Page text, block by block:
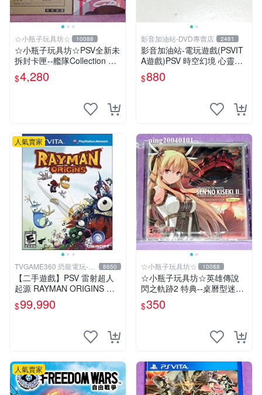
☆小瓶子玩具坊☆ 10088
☆小瓶子玩具坊☆PSV全新未
拆封卡匣--艦隊Collection 改
《艦隊收藏 改》限定版 (日
版) +特典--資料夾
$4,280
影音加油站-DVD專賣店 2481
影音加油站-電玩遊戲(PSVIT
A遊戲)PSV 時空幻境 心靈傳
奇 R 日版/直購價880元/下標
就賣
$880
人氣賣家
TVGAME360 恐龍電玩-台
中店
8650
【二手遊戲】PSV 雷射超人
起源 RAYMAN ORIGINS 英
文版【台中恐龍電玩】
$99,990
☆小瓶子玩具坊☆ 10088
☆小瓶子玩具坊☆英雄傳說
閃之軌跡2 特典--桌曆型迷你
原聲帶--"亞莉莎 Alisa"封面
(無遊戲卡匣唷)
$350
人氣賣家